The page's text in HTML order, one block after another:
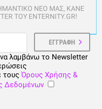
ΝΕΟ ΜΑΣ, ΚΑΝΕ
ΤΟΥ ENTERNITY.GR!
λαμβάνω το Newsletter
τους Όρους Χρήσης &
Δεδομένων